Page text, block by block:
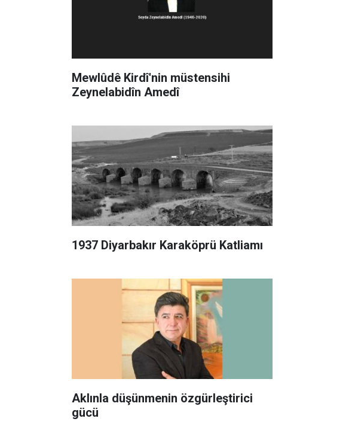
Mewlûdê Kirdî'nin müstensihi
Zeynelabidîn Amedî
1937 Diyarbakır Karaköprü Katliamı
Aklınla düşünmenin özgürleştirici
gücü